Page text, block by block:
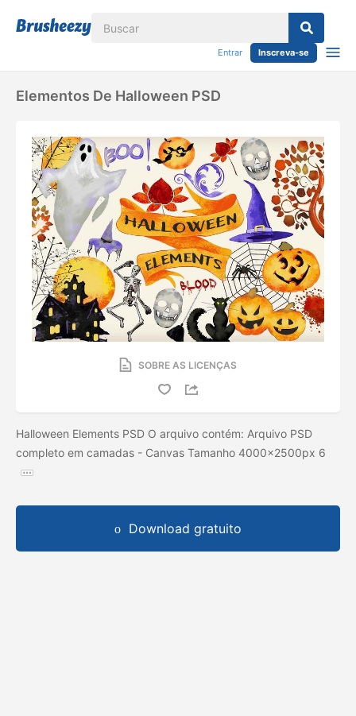
Entrar Inscreva-se
Elementos De Halloween PSD
SOBRE AS LICENÇAS
Halloween Elements PSD O arquivo contém: Arquivo PSD
completo em camadas - Canvas Tamanho 4000x2500px 6
Download gratuito